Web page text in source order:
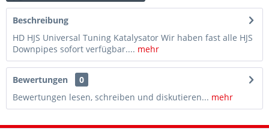
Beschreibung
HD HJS Universal Tuning Katalysator Wir haben fast alle HJS
Downpipes sofort verfügbar.... mehr
Bewertungen
0
Bewertungen lesen, schreiben und diskutieren... mehr